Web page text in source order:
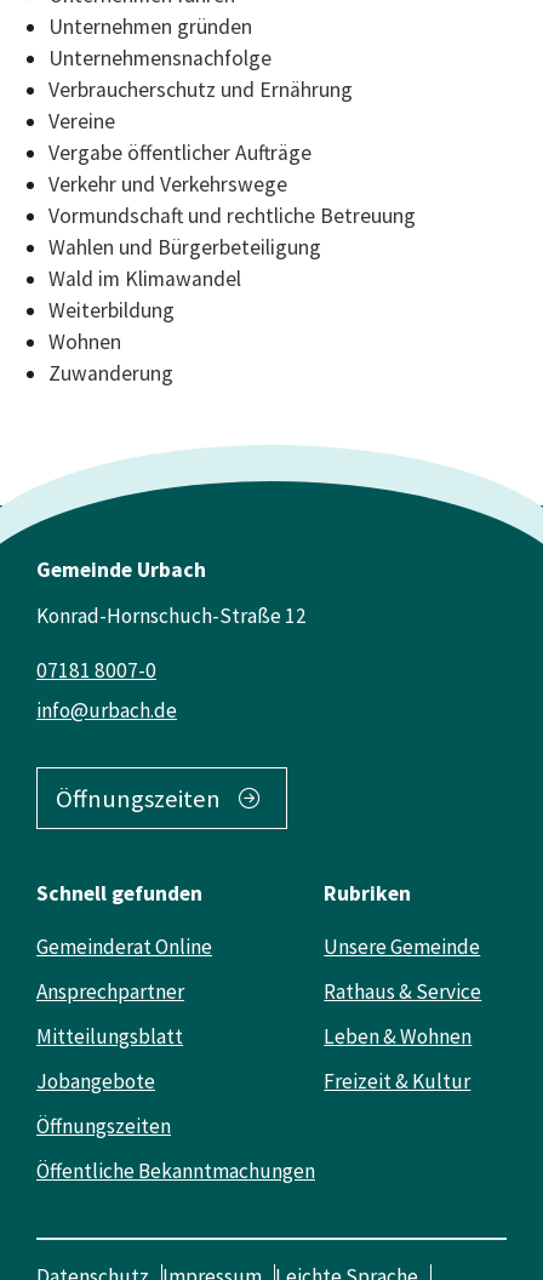
Unternehmen gründen
Unternehmensnachfolge
Verbraucherschutz und Ernährung
Vereine
Vergabe öffentlicher Aufträge
Verkehr und Verkehrswege
Vormundschaft und rechtliche Betreuung
Wahlen und Bürgerbeteiligung
Wald im Klimawandel
Weiterbildung
Wohnen
Zuwanderung
Gemeinde Urbach
Konrad-Hornschuch-Straße 12
info@urbach.de
07181 8007-0
Öffnungszeiten
Schnell gefunden
Gemeinderat Online
Ansprechpartner
Mitteilungsblatt
Jobangebote
Öffnungszeiten
Öffentliche Bekanntmachungen
Rubriken
Unsere Gemeinde
Rathaus & Service
Leben & Wohnen
Freizeit & Kultur